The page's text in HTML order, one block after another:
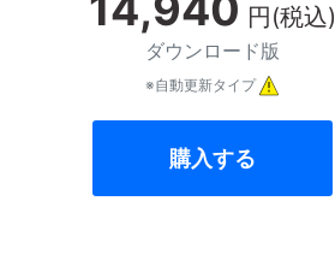
円(税込)
ダウンロード版
※自動更新タイプ
購入する